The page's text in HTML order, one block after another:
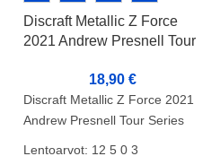
Discraft Metallic Z Force
2021 Andrew Presnell Tour
18,90 €
Discraft Metallic Z Force 2021
Andrew Presnell Tour Series
Lentoarvot: 12 5 0 3